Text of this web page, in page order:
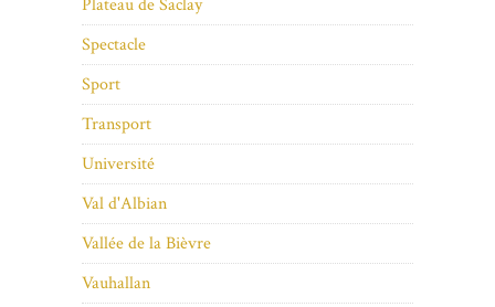
Plateau de Saclay
Spectacle
Sport
Transport
Université
Val d'Albian
Vallée de la Bièvre
Vauhallan